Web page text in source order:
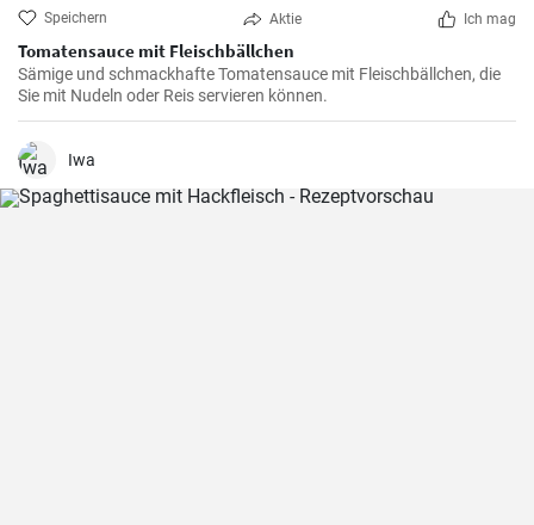
Speichern Aktie Ich mag
Tomatensauce mit Fleischbällchen
Sämige und schmackhafte Tomatensauce mit Fleischbällchen, die
Sie mit Nudeln oder Reis servieren können.
Iwa